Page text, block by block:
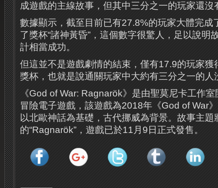
成遊戲的主線故事，但其中三分之一的玩家還
數據顯示，截至目前已有27.8%的玩家大體完成
了獎杯“諸神黃昏”，這個數字很驚人，足以說明
計相當成功。
但這並不是遊戲劇情的結束，僅有17.9的玩家獲
獎杯，也就是說通關玩家中大約有三分之一的
《God of War: Ragnarök》是由聖莫尼卡工作
冒險電子遊戲，該遊戲為2018年《God of War
以北歐神話為基礎，古代挪威為背景。故事主
的“Ragnarök”，遊戲已於11月9日正式發售。